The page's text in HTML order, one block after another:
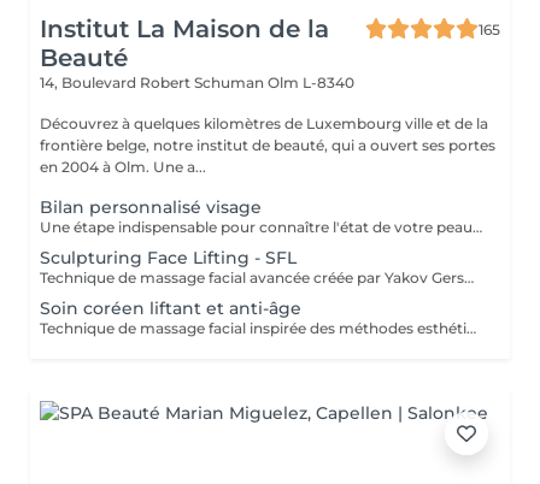
Institut La Maison de la
Beauté
165
14, Boulevard Robert Schuman Olm L-8340
Découvrez à quelques kilomètres de Luxembourg ville et de la
frontière belge, notre institut de beauté, qui a ouvert ses portes
en 2004 à Olm. Une a...
Bilan personnalisé visage
Une étape indispensable pour connaître l'état de votre peau, les zones à traiter et les habitudes de vie afin de proposer le soin le plus adapté ainsi qu'une bonne routine à domicile.
Sculpturing Face Lifting - SFL
Technique de massage facial avancée créée par Yakov Gershkovich qui travaille en profondeur les muscles du visage, du cou et du décolleté afin de lifter, tonifier et redessiner les contours naturels du visage. Ce massage combine des manuvres externes sculptantes et profondes permettant de relâcher les tensions musculaires, stimuler la circulation et améliorer la fermeté de la peau. Une technique intrabuccale (à l'intérieur de la bouche) peut être intégrée au soin pour un travail musculaire encore plus ciblé. Cette étape reste facultative : si vous préférez ne pas la recevoir, le travail musculaire est intensifié par des manuvres externes. Le tarif du soin reste inchangé. Résultats recherchés : - effet liftant naturel - visage plus sculpté et détendu - amélioration du tonus musculaire - peau plus lumineuse
Soin coréen liftant et anti-âge
Technique de massage facial inspirée des méthodes esthétiques coréennes, conçue pour travailler en profondeur la peau, les muscles et les ligaments de soutien du visage. Ces structures jouent un rôle essentiel dans la fermeté et le maintien naturel des tissus. Grâce à des manuvres sculptantes, des pressions profondes et la stimulation de points spécifiques, ce soin relance la circulation sanguine et lymphatique, détend les tensions musculaires et revitalise les tissus. Le travail ciblé sur les ligaments de rétention du visage aide à soutenir les tissus, améliorer la tonicité et redessiner l'ovale du visage, pour un effet liftant naturel et un aspect plus jeune et reposé. Bénéfices du soin : - effet liftant naturel - peau plus ferme et tonifiée - contours du visage redéfinis - diminution des tensions et des gonflements - teint plus lumineux et revitalisé.